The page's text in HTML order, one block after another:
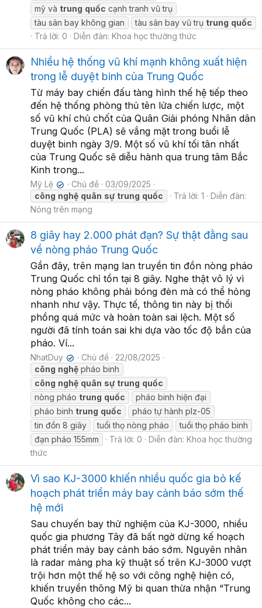
mỹ và trung quốc cạnh tranh vũ trụ
tàu sân bay không gian
tàu sân bay vũ trụ trung quốc
Trả lời: 0
Diễn đàn: Khoa học thường thức
Nhiều hệ thống vũ khí mạnh không xuất hiện
trong lễ duyệt binh của Trung Quốc
Từ máy bay chiến đấu tàng hình thế hệ tiếp theo
đến hệ thống phòng thủ tên lửa chiến lược, một
số vũ khí chủ chốt của Quân Giải phóng Nhân dân
Trung Quốc (PLA) sẽ vắng mặt trong buổi lễ
duyệt binh ngày 3/9. Một số vũ khí tối tân nhất
của Trung Quốc sẽ diễu hành qua trung tâm Bắc
Kinh trong...
Mỹ Lệ ✔ Chủ đề
03/09/2025
công nghệ quân sự trung quốc Trả lời: 1
Diễn đàn:
Nóng trên mạng
8 giây hay 2.000 phát đạn? Sự thật đằng sau
về nòng pháo Trung Quốc
Gần đây, trên mạng lan truyền tin đồn nòng pháo
Trung Quốc chỉ tồn tại 8 giây. Nghe thật vô lý vì
nòng pháo không phải bóng đèn mà có thể hỏng
nhanh như vậy. Thực tế, thông tin này bị thổi
phồng quá mức và hoàn toàn sai lệch. Một số
người đã tính toán sai khi dựa vào tốc độ bắn của
pháo. Ví...
NhatDuy ✔ Chủ đề
22/08/2025
công nghệ pháo binh
công nghệ quân sự trung quốc
nòng pháo trung quốc
pháo binh hiện đại
pháo binh trung quốc
pháo tự hành plz-05
tin đồn 8 giây
tuổi thọ nòng pháo
tuổi thọ pháo binh
đạn pháo 155mm
Trả lời: 0 Diễn đàn: Khoa học thường
thức
Vì sao KJ-3000 khiến nhiều quốc gia bỏ kế
hoạch phát triển máy bay cảnh báo sớm thế
hệ mới
Sau chuyến bay thử nghiệm của KJ-3000, nhiều
quốc gia phương Tây đã bất ngờ dừng kế hoạch
phát triển máy bay cảnh báo sớm. Nguyên nhân
là radar mảng pha kỹ thuật số trên KJ-3000 vượt
trội hơn một thế hệ so với công nghệ hiện có,
khiến truyền thông Mỹ bi quan thừa nhận “Trung
Quốc không cho các...